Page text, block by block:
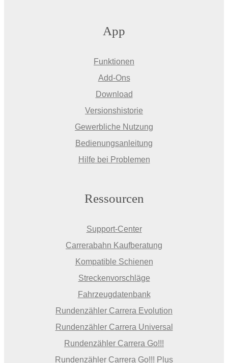
App
Funktionen
Add-Ons
Download
Versionshistorie
Gewerbliche Nutzung
Bedienungsanleitung
Hilfe bei Problemen
Ressourcen
Support-Center
Carrerabahn Kaufberatung
Kompatible Schienen
Streckenvorschläge
Fahrzeugdatenbank
Rundenzähler Carrera Evolution
Rundenzähler Carrera Universal
Rundenzähler Carrera Go!!!
Rundenzähler Carrera Go!!! Plus